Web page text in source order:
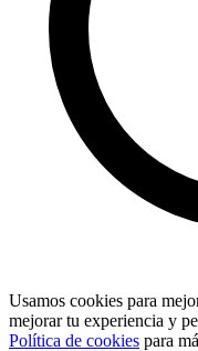
Usamos cookies para
mejorar tu experiencia y
Política de cookies para